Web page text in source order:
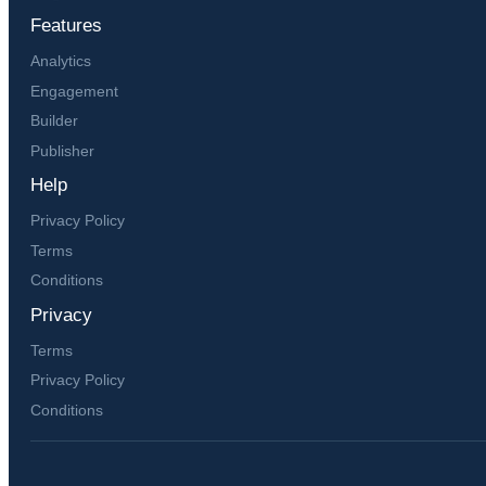
Features
Analytics
Engagement
Builder
Publisher
Help
Privacy Policy
Terms
Conditions
Privacy
Terms
Privacy Policy
Conditions